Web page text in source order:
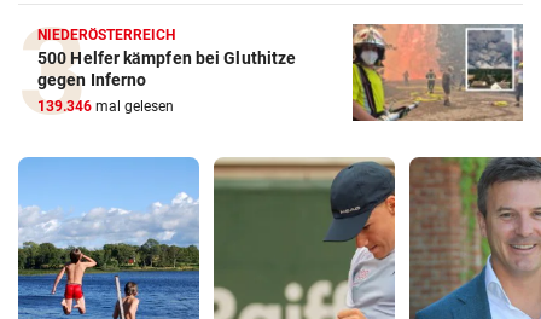
NIEDERÖSTERREICH
500 Helfer kämpfen bei Gluthitze
gegen Inferno
139.346 mal gelesen